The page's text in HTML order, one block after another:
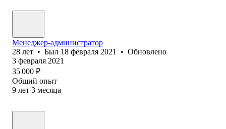
Менеджер-администратор
28 лет • Был 18 февраля 2021 • Обновлено
3 февраля 2021
35 000 ₽
Общий опыт
9 лет 3 месяца